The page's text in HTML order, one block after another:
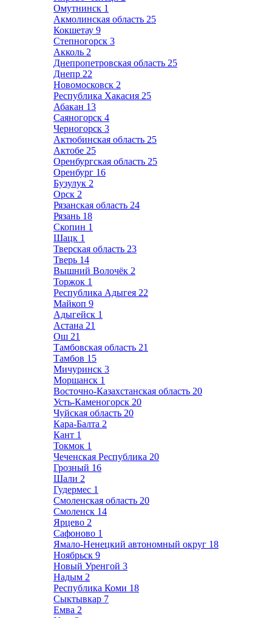
Омутнинск 1
Акмолинская область 25
Кокшетау 9
Степногорск 3
Акколь 2
Днепропетровская область 25
Днепр 22
Новомосковск 2
Республика Хакасия 25
Абакан 13
Саяногорск 4
Черногорск 3
Актюбинская область 25
Актобе 25
Оренбургская область 25
Оренбург 16
Бузулук 2
Орск 2
Рязанская область 24
Рязань 18
Скопин 1
Шацк 1
Тверская область 23
Тверь 14
Вышний Волочёк 2
Торжок 1
Республика Адыгея 22
Майкоп 9
Адыгейск 1
Астана 21
Ош 21
Тамбовская область 21
Тамбов 15
Мичуринск 3
Моршанск 1
Восточно-Казахстанская область 20
Усть-Каменогорск 20
Чуйская область 20
Кара-Балта 2
Кант 1
Токмок 1
Чеченская Республика 20
Грозный 16
Шали 2
Гудермес 1
Смоленская область 20
Смоленск 14
Ярцево 2
Сафоново 1
Ямало-Ненецкий автономный округ 18
Ноябрьск 9
Новый Уренгой 3
Надым 2
Республика Коми 18
Сыктывкар 7
Емва 2